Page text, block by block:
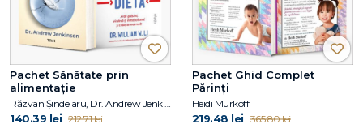
Pachet Sănătate prin
alimentație
140.39 lei 212.71 lei
Pachet Ghid Complet
Părinți
Heidi Murkoff
219.48 lei 365.80 lei